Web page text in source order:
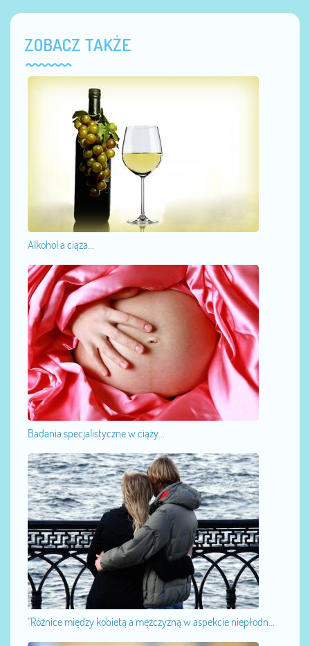
ZOBACZ TAKŻE
Alkohol a ciąża...
Badania specjalistyczne w ciąży...
"Różnice między kobietą a mężczyzną w aspekcie niepłodn...